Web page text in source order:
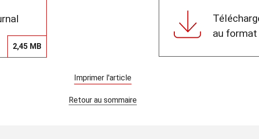
2,45 MB
au format
Imprimer l'article
Retour au sommaire